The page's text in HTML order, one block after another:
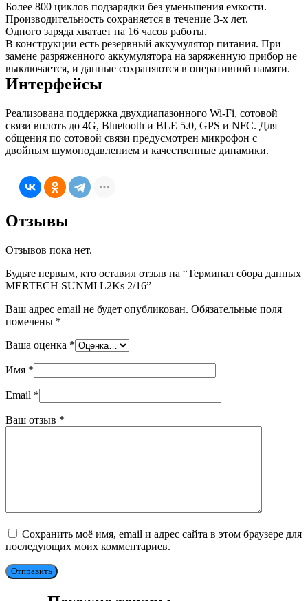
Более 800 циклов подзарядки без уменьшения емкости.
Производительность сохраняется в течение 3-х лет.
Одного заряда хватает на 16 часов работы.
В конструкции есть резервный аккумулятор питания. При
замене разряженного аккумулятора на заряженную прибор не
выключается, и данные сохраняются в оперативной памяти.
Интерфейсы
Реализована поддержка двухдиапазонного Wi-Fi, сотовой
связи вплоть до 4G, Bluetooth и BLE 5.0, GPS и NFC. Для
общения по сотовой связи предусмотрен микрофон с
двойным шумоподавлением и качественные динамики.
Отзывы
Отзывов пока нет.
Будьте первым, кто оставил отзыв на “Терминал сбора данных
MERTECH SUNMI L2Ks 2/16”
Ваш адрес email не будет опубликован. Обязательные поля
помечены *
Ваша оценка *
Имя *
Email *
Ваш отзыв *
Сохранить моё имя, email и адрес сайта в этом браузере для
последующих моих комментариев.
Отправить